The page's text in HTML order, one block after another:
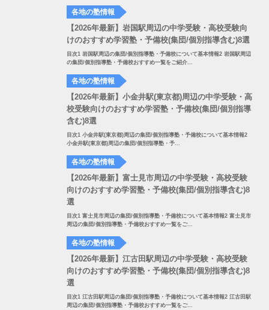
各地の塾情報
【2026年最新】岩国駅周辺の中学受験・高校受験向
けのおすすめ学習塾・予備校(集団/個別指導含む)8選
目次1 岩国駅周辺の集団/個別指導塾・予備校について基本情報2 岩国駅周辺
の集団/個別指導塾・予備校おすすめ一覧をご紹介...
各地の塾情報
【2026年最新】小金井駅(東京都)周辺の中学受験・高
校受験向けのおすすめ学習塾・予備校(集団/個別指導
含む)8選
目次1 小金井駅(東京都)周辺の集団/個別指導塾・予備校について基本情報2
小金井駅(東京都)周辺の集団/個別指導塾・予...
各地の塾情報
【2026年最新】富士見市周辺の中学受験・高校受験
向けのおすすめ学習塾・予備校(集団/個別指導含む)8
選
目次1 富士見市周辺の集団/個別指導塾・予備校について基本情報2 富士見市
周辺の集団/個別指導塾・予備校おすすめ一覧をご...
各地の塾情報
【2026年最新】江古田駅周辺の中学受験・高校受験
向けのおすすめ学習塾・予備校(集団/個別指導含む)8
選
目次1 江古田駅周辺の集団/個別指導塾・予備校について基本情報2 江古田駅
周辺の集団/個別指導塾・予備校おすすめ一覧をご...